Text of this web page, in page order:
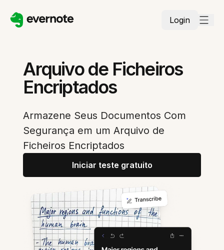
Login
Arquivo de Ficheiros
Encriptados
Armazene Seus Documentos Com
Segurança em um Arquivo de
Ficheiros Encriptados
Iniciar teste gratuito